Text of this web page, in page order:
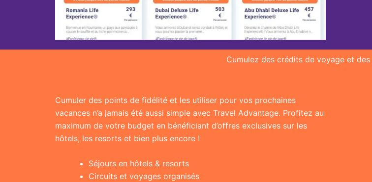
Cumulez des crédits de voyage et
Cumuler des points de fidélité et les utiliser pour vos prochaines
vacances n’a jamais été aussi simple avec Travel Advantage. Profitez au
maximum de votre budget en bénéficiant d’offres exclusives sur les
hôtels, les resorts et bien plus encore !
Séjours en hôtels & resorts
Circuits et voyages organisés